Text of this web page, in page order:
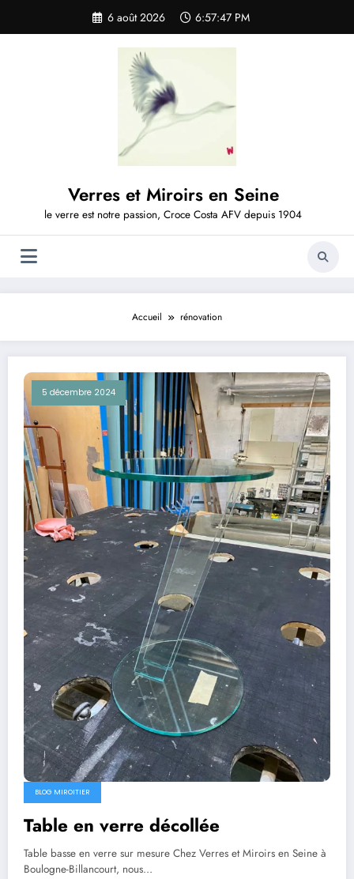
contenu
6 août 2026 6:57:48 PM
Verres et Miroirs en Seine
le verre est notre passion, Croce Costa AFV depuis 1904
Accueil rénovation
5 décembre 2024
BLOG MIROITIER
Table en verre décollée
Table basse en verre sur mesure Chez Verres et Miroirs en Seine à
Boulogne-Billancourt, nous…